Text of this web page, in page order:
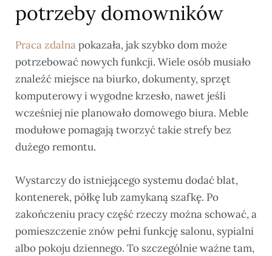
potrzeby domowników
Praca zdalnapokazała, jak szybko dom może
potrzebować nowych funkcji. Wiele osób musiało
znaleźć miejsce na biurko, dokumenty, sprzęt
komputerowy i wygodne krzesło, nawet jeśli
wcześniej nie planowało domowego biura. Meble
modułowe pomagają tworzyć takie strefy bez
dużego remontu.
Wystarczy do istniejącego systemu dodać blat,
kontenerek, półkę lub zamykaną szafkę. Po
zakończeniu pracy część rzeczy można schować, a
pomieszczenie znów pełni funkcję salonu, sypialni
albo pokoju dziennego. To szczególnie ważne tam,